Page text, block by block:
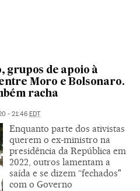
grupos de apoio à
Moro e Bolsonaro.
racha
- 21:46 EDT
Enquanto parte dos ativistas
querem o ex-ministro na
presidência da República em
2022, outros lamentam a
saída e se dizem “fechados"
com o Governo